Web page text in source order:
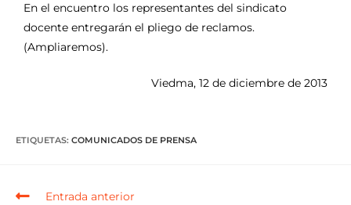
En el encuentro los representantes del sindicato
docente entregarán el pliego de reclamos.
(Ampliaremos).
Viedma, 12 de diciembre de 2013
ETIQUETAS: COMUNICADOS DE PRENSA
Entrada anterior